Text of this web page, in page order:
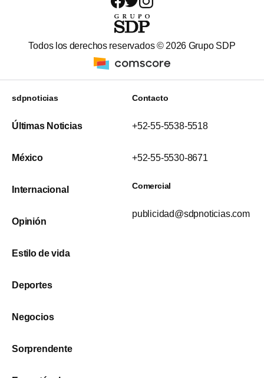
Todos los derechos reservados © 2026 Grupo SDP
sdpnoticias
Últimas Noticias
México
Internacional
Opinión
Estilo de vida
Deportes
Negocios
Sorprendente
Contacto
+52-55-5538-5518
+52-55-5530-8671
Comercial
publicidad@sdpnoticias.com